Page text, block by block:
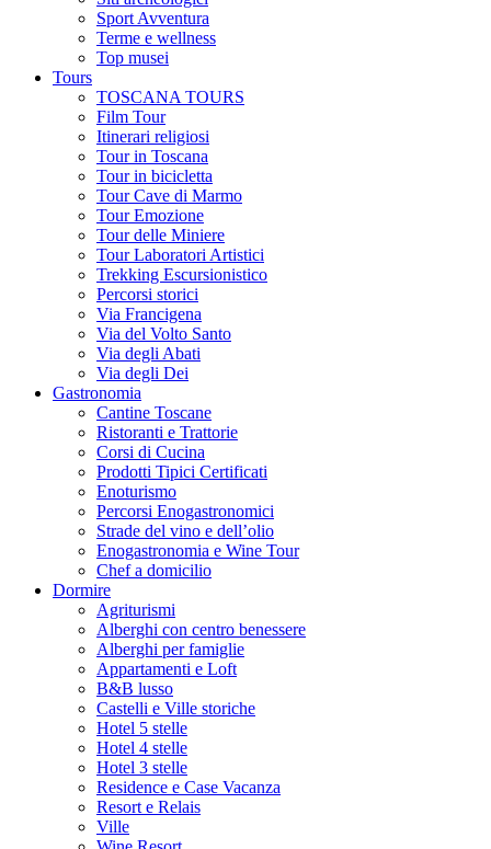
Sport Avventura
Terme e wellness
Top musei
Tours
TOSCANA TOURS
Film Tour
Itinerari religiosi
Tour in Toscana
Tour in bicicletta
Tour Cave di Marmo
Tour Emozione
Tour delle Miniere
Tour Laboratori Artistici
Trekking Escursionistico
Percorsi storici
Via Francigena
Via del Volto Santo
Via degli Abati
Via degli Dei
Gastronomia
Cantine Toscane
Ristoranti e Trattorie
Corsi di Cucina
Prodotti Tipici Certificati
Enoturismo
Percorsi Enogastronomici
Strade del vino e dell’olio
Enogastronomia e Wine Tour
Chef a domicilio
Dormire
Agriturismi
Alberghi con centro benessere
Alberghi per famiglie
Appartamenti e Loft
B&B lusso
Castelli e Ville storiche
Hotel 5 stelle
Hotel 4 stelle
Hotel 3 stelle
Residence e Case Vacanza
Resort e Relais
Ville